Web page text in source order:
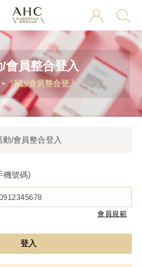
會員整合登入
活動/會員整合登入
動/會員整合登入
機號碼)
會員規範